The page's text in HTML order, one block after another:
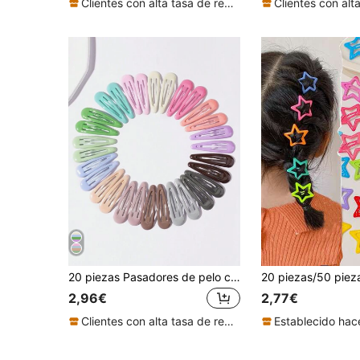
Clientes con alta tasa de repetición
20 piezas Pasadores de pelo con lazo de color caramelo, pasadores BB de gota de arcoíris minimalista, accesorios de pelo dulces y frescos para niñas, colores aleatorios
2,96€
Clientes con alta tasa de repetición
2,77€
Establecido